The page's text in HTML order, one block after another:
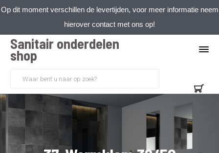
Op dit moment verschillen de levertijden, voor meer informatie neem
hierover contact met ons op!
Sanitair onderdelen
shop